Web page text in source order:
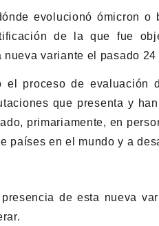
evolucionó ómicron
de la que fue
variante el pasado 24
el proceso de evaluación
que presenta y
primariamente, en
países en el mundo y a
de esta nueva